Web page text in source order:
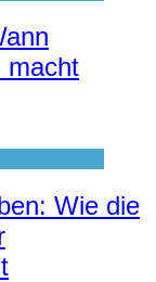
macht
Wie die